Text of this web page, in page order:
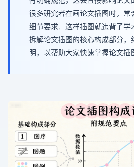
很多研究者在画论文插图时，常
细节要求，这样插图就违背了学
拆解论文插图的核心构成部分，
明，以帮助大家快速掌握论文插